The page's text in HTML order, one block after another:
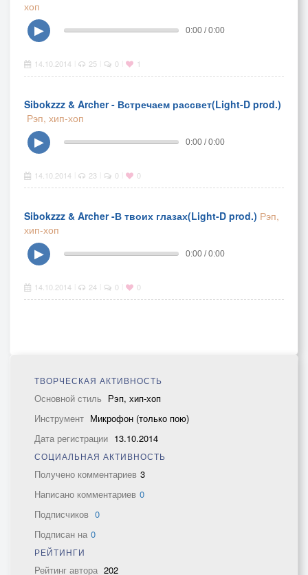
хоп
▶
0:00 / 0:00
14.10.2014 25 0 1
Sibokzzz & Archer - Встречаем рассвет(Light-D prod.)
Рэп, хип-хоп
▶
0:00 / 0:00
14.10.2014 23 0 0
Sibokzzz & Archer -В твоих глазах(Light-D prod.) Рэп,
хип-хоп
▶
0:00 / 0:00
14.10.2014 24 0 0
ТВОРЧЕСКАЯ АКТИВНОСТЬ
Основной стиль Рэп, хип-хоп
Инструмент Микрофон (только пою)
Дата регистрации 13.10.2014
СОЦИАЛЬНАЯ АКТИВНОСТЬ
Получено комментариев 3
Написано комментариев 0
Подписчиков 0
Подписан на 0
РЕЙТИНГИ
Рейтинг автора 202